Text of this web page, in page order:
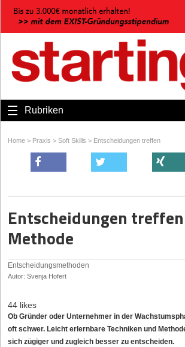
Rubriken
Home > Praxis > Soft Skills > Entscheidungen treffen
Entscheidungen
Methode
Entscheidungsmethoden
Autor: Svenja Hofert
44 likes
Ob Gründer oder Unternehmer in der
oft schwer. Leicht erlernbare Techniken und
sich zügiger und zugleich besser zu entscheiden.